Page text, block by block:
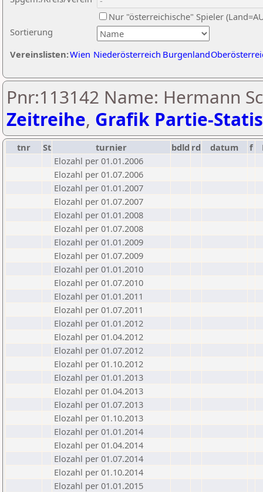
Sortierung
Nur "österreichische" Spieler
Vereinslisten:Wien Niederösterreich Burgenland
Pnr:113142 Name: Hermann
Zeitreihe, Grafik Partie-
tnr St turnier bdld rd datum f
Elozahl per 01.01.2006
Elozahl per 01.07.2006
Elozahl per 01.01.2007
Elozahl per 01.07.2007
Elozahl per 01.01.2008
Elozahl per 01.07.2008
Elozahl per 01.01.2009
Elozahl per 01.07.2009
Elozahl per 01.01.2010
Elozahl per 01.07.2010
Elozahl per 01.01.2011
Elozahl per 01.07.2011
Elozahl per 01.01.2012
Elozahl per 01.04.2012
Elozahl per 01.07.2012
Elozahl per 01.10.2012
Elozahl per 01.01.2013
Elozahl per 01.04.2013
Elozahl per 01.07.2013
Elozahl per 01.10.2013
Elozahl per 01.01.2014
Elozahl per 01.04.2014
Elozahl per 01.07.2014
Elozahl per 01.10.2014
Elozahl per 01.01.2015